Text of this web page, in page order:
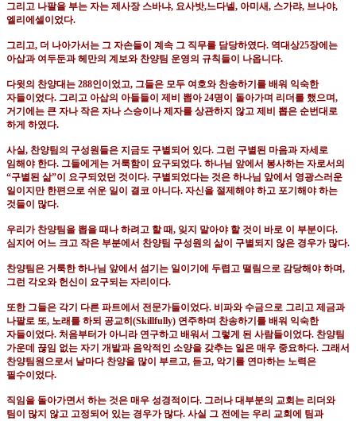
그리고 나팔을 부는 자는 제사장 스바냐, 요사밧,느다넬, 아미새, 스가랴, 브나야,
엘리에셀이었다.
그리고, 더 나아가서는 그 자손들이 계속 그 직무를 담당하였다. 역대상25장에는
아삽과 여두둔과 헤만의 계보와 찬양팀 운영의 규칙들이 나옵니다.
다윗의 찬양대는 288인이었고, 그들은 모두 여호와 찬송하기를 배워 익숙한
자들이었다. 그리고 아삽의 아들들이 제비 뽑아24명이 돌아가며 리더를 했으며,
거기에는 큰 자나 작은 자나 스승이나 제자를 상관하지 않고 제비 뽑은 순번대로
하게 하였다.
사실, 찬양팀의 구성원들은 지금도 구별되어 있다. 그런 구별된 마음과 자세로
임해야 한다. 그들에게는 거룩함이 요구되었다. 하나님 앞에서 봉사하는 자로서의
“구별된 삶”이 요구되었던 것이다. 구별되었다는 것은 하나님 앞에서 영광스러운
일이지만 한편으로 쉬운 일이 결코 아니다. 자신을 절제해야 하고 포기해야 하는
것들이 많다.
우리가 찬양팀을 뽑을 때나 하려고 할 때, 잊지 말아야 할 것이 바로 이 부분이다.
심지어 어느 크고 작은 부분에서 찬양팀 구성원의 삶이 구별되지 않은 경우가 많다.
찬양팀은 거룩한 하나님 앞에서 섬기는 일이기에 두렵고 떨림으로 감당해야 하며,
그런 각오와 헌신이 요구되는 자리이다.
또한 그들은 각기 다른 파트에서 전문가들이었다. 비파와 수금으로 그리고 제금과
나팔로 또, 노래를 하되 공교히 (Skillfully) 연주하며 찬송하기를 배워 익숙한
자들이었다. 처음부터가 아니라 연구하고 배워서 그렇게 된 사람들이었다. 찬양팀
가운데 끊임 없는 자기 개발과 음악적인 소양을 갖추는 일은 매우 중요하다. 그래서
찬양팀원으로서 날마다 찬양을 많이 부르고, 듣고, 악기를 연마하는 노력은
필수이었다.
직임을 돌아가면서 하는 것은 매우 성경적이다. 그러나 대부분의 교회는 리더와
팀이 많지 않고 고정되어 있는 경우가 많다. 사실 그 전에는 우리 교회에 팀과